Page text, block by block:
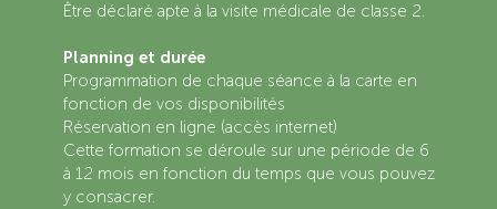
Être déclaré apte à la visite médicale de classe 2.
Planning et durée
Programmation de chaque séance à la carte en
fonction de vos disponibilités
Réservation en ligne (accès internet)
Cette formation se déroule sur une période de 6
à 12 mois en fonction du temps que vous pouvez
y consacrer.